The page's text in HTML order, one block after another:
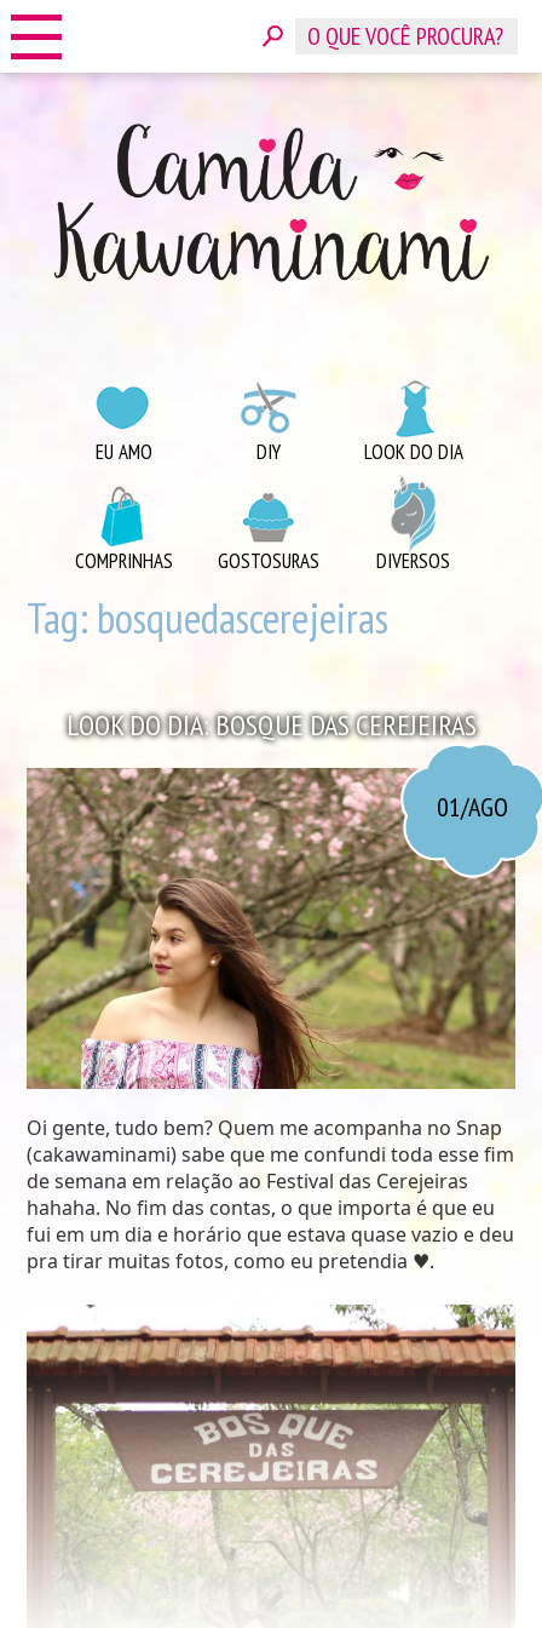
CONTATO
CATEGORIAS
COMPRINHAS
DIVERSOS
EU AMO
INSPIRAÇÕES
LOOK DO DIA
MORANDO JUNTOS
ORGANIZAÇÃO
PLAYLISTS
VIAGENS
VÍDEOS
EU AMO DIY LOOK DO DIA
COMPRINHAS GOSTOSURAS DIVERSOS
Tag: bosquedascerejeiras
LOOK DO DIA: BOSQUE DAS CEREJEIRAS
01/AGO
Oi gente, tudo bem? Quem me acompanha no Snap
(cakawaminami) sabe que me confundi toda esse fim
de semana em relação ao Festival das Cerejeiras
hahaha. No fim das contas, o que importa é que eu
fui em um dia e horário que estava quase vazio e deu
pra tirar muitas fotos, como eu pretendia ♥.